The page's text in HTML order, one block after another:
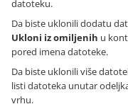
datoteku.
Da biste uklonili dodatu
Ukloni iz omiljenih u
pored imena datoteke.
Da biste uklonili više
listi datoteka unutar
vrhu.